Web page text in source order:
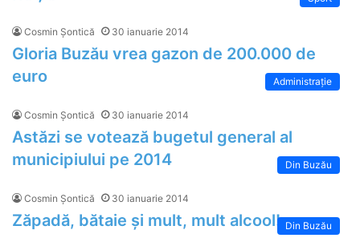
Cosmin Șontică 30 ianuarie 2014
Gloria Buzău vrea gazon de 200.000 de
euro
Administrație
Cosmin Șontică 30 ianuarie 2014
Astăzi se votează bugetul general al
municipiului pe 2014
Din Buzău
Cosmin Șontică 30 ianuarie 2014
Zăpadă, bătaie și mult, mult alcool! Din Buzău